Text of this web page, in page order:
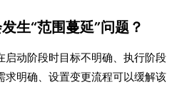
生“范围蔓延”问题？
启动阶段时目标不明确、执行阶段
求明确、设置变更流程可以缓解该